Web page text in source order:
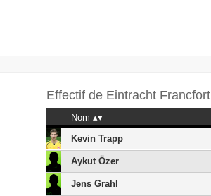
Effectif de Eintracht Francfort
Nom
Kevin Trapp
Aykut Özer
Jens Grahl